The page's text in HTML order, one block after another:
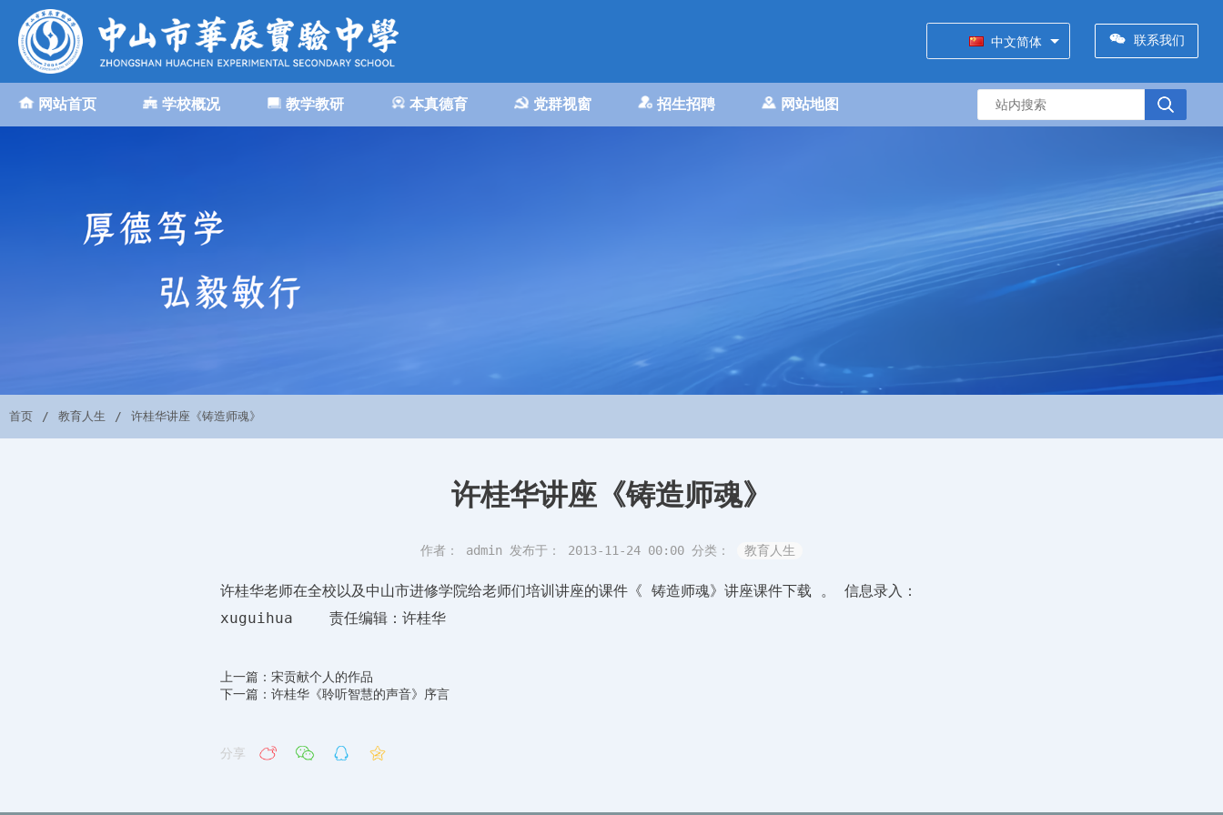
中文简体 联系我们
网站首页 学校概况 教学教研 本真德育 党群视窗 招生招聘 网站地图
首页 教育人生 许桂华讲座《铸造师魂》
许桂华讲座《铸造师魂》
作者： admin 发布于： 2013-11-24 00:00 分类： 教育人生
许桂华老师在全校以及中山市进修学院给老师们培训讲座的课件《 铸造师魂》讲座课件下载 。 信息录入：
xuguihua 责任编辑：许桂华
上一篇：宋贡献个人的作品
下一篇：许桂华《聆听智慧的声音》序言
分享